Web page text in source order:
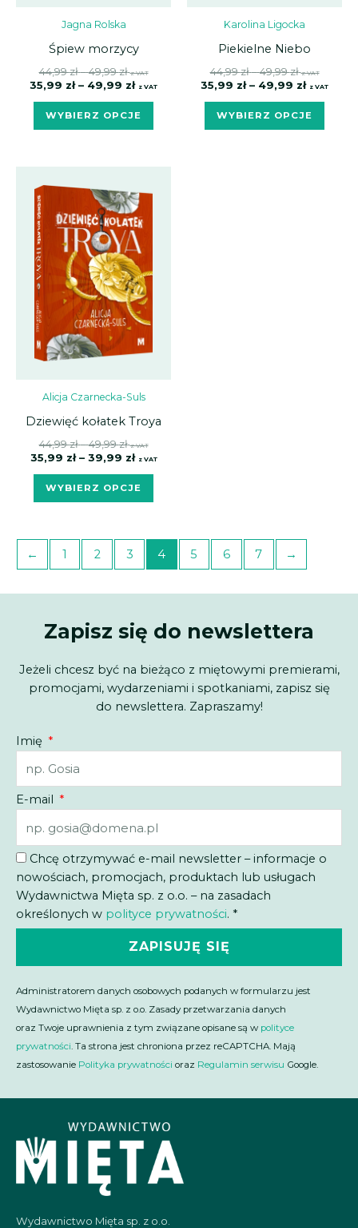
Jagna Rolska
Śpiew morzycy
44,99zł–49,99zł z VAT
35,99 zł – 49,99 zł z VAT
WYBIERZ OPCJE
Karolina Ligocka
Piekielne Niebo
44,99zł–49,99zł z VAT
35,99 zł – 49,99 zł z VAT
WYBIERZ OPCJE
Alicja Czarnecka-Suls
Dziewięć kołatek Troya
44,99zł–49,99zł
od
44,99 zł
do
49,99 zł
z VAT
35,99 zł – 39,99 zł
od
35,99 zł
do
39,99 zł
z VAT
WYBIERZ OPCJE
← 1 2 3 4 5 6 7 →
Zapisz się do newslettera
Jeżeli chcesz być na bieżąco z miętowymi premierami,
promocjami, wydarzeniami i spotkaniami, zapisz się
do newslettera. Zapraszamy!
Imię
E-mail
Chcę otrzymywać e-mail newsletter – informacje o
nowościach, promocjach, produktach lub usługach
Wydawnictwa Mięta sp. z o.o. – na zasadach
określonych w polityce prywatności. *
ZAPISUJĘ SIĘ
Administratorem danych osobowych podanych w formularzu jest
Wydawnictwo Mięta sp. z o.o. Zasady przetwarzania danych
oraz Twoje uprawnienia z tym związane opisane są w polityce
prywatności. Ta strona jest chroniona przez reCAPTCHA. Mają
zastosowanie Polityka prywatności oraz Regulamin serwisu Google.
Wydawnictwo Mięta sp. z o.o.